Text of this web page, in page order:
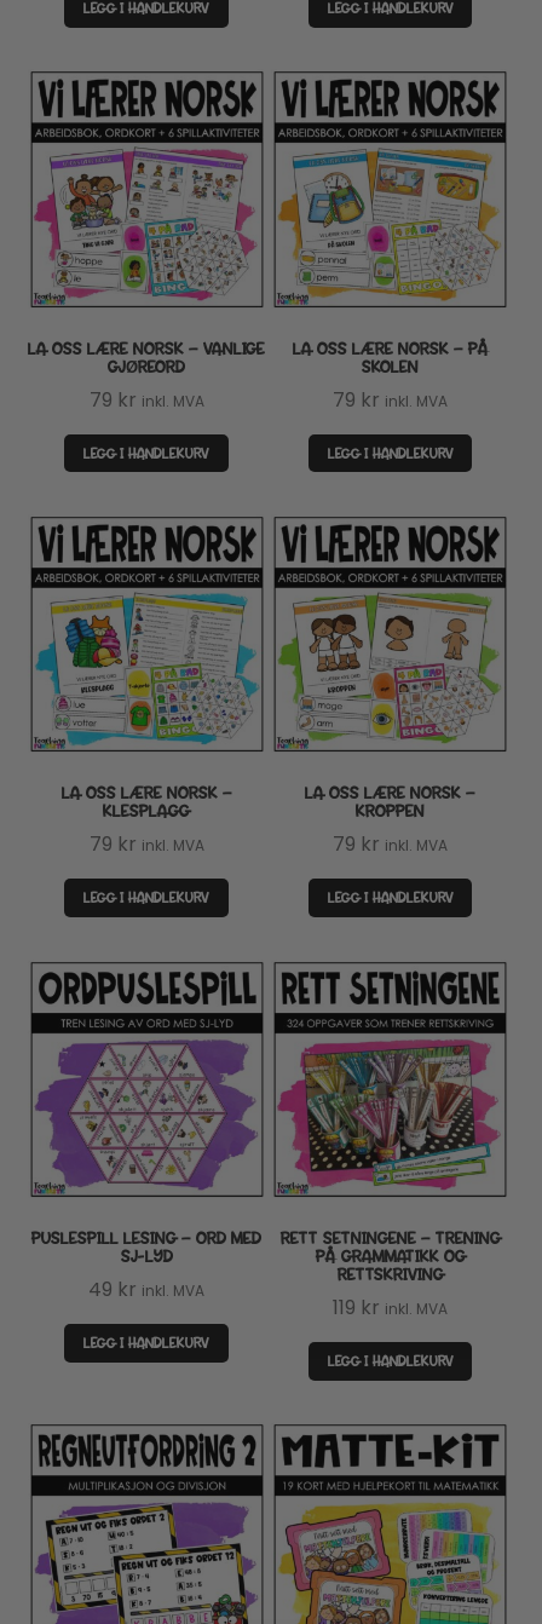
LEGG I HANDLEKURV LEGG I HANDLEKURV
LA OSS LÆRE NORSK – VANLIGE
GJØREORD
79 kr inkl. MVA
LEGG I HANDLEKURV
LA OSS LÆRE NORSK – PÅ
SKOLEN
79 kr inkl. MVA
LEGG I HANDLEKURV
LA OSS LÆRE NORSK –
KLESPLAGG
79 kr inkl. MVA
LEGG I HANDLEKURV
LA OSS LÆRE NORSK –
KROPPEN
79 kr inkl. MVA
LEGG I HANDLEKURV
PUSLESPILL LESING – ORD MED
SJ-LYD
49 kr inkl. MVA
LEGG I HANDLEKURV
RETT SETNINGENE – TRENING
PÅ GRAMMATIKK OG
RETTSKRIVING
119 kr inkl. MVA
LEGG I HANDLEKURV